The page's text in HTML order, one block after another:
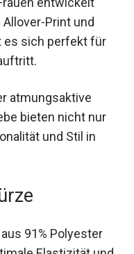
Print und
sich perfekt für
bieten nicht nur
und Stil in
Elastizität